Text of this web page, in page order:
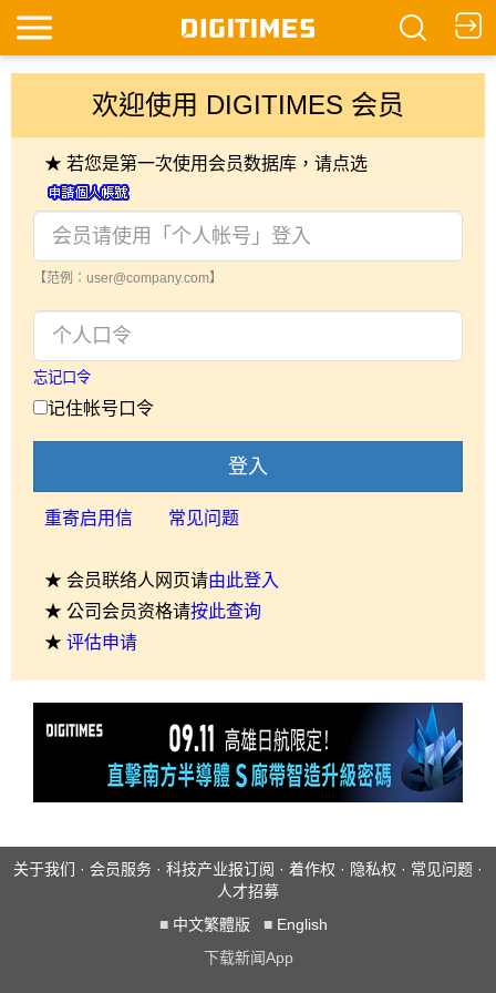
欢迎使用 DIGITIMES 会员
★ 若您是第一次使用会员数据库，请点选
【范例：user@company.com】
忘记口令
记住帐号口令
登入
重寄启用信 常见问题
★ 会员联络人网页请由此登入
★ 公司会员资格请按此查询
★ 评估申请
关于我们 · 会员服务 · 科技产业报订阅 · 着作权 · 隐私权 · 常见问题 ·
人才招募
■ 中文繁體版 ■ English
下载新闻App